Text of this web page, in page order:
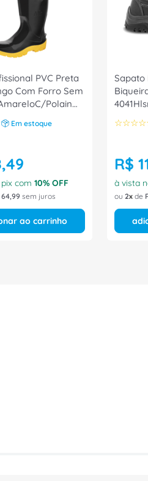
PVC Preta
Com Forro Sem
Polain
100AWORKFC
Em estoque
,49
com 10% OFF
64,99 sem juros
ao carrinho
Sapato
☆☆☆☆
R$
à vista
ou 2 de